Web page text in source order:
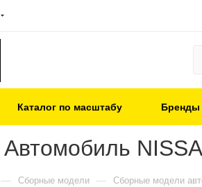
Каталог по масштабу Бренды
— Сборные модели — Сборные модели